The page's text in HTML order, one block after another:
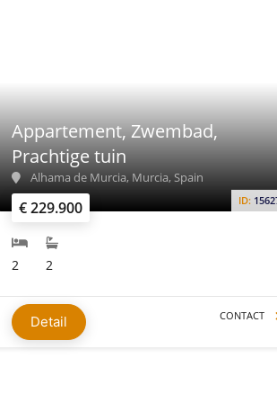
€ 229.900 ID:
Appartement, Zwembad,
Prachtige tuin
Alhama de Murcia, Murcia, Spain
2 2
Detail CONTACT